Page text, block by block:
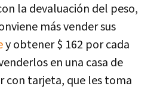
la devaluación del peso,
más vender sus
y obtener $ 162 por cada
en una casa de
con tarjeta, que les toma